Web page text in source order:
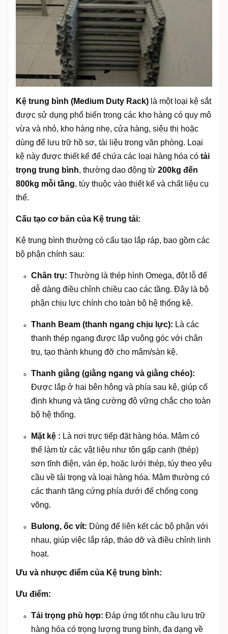
Kệ trung bình (Medium Duty Rack) là một loại kệ sắt
được sử dụng phổ biến trong các kho hàng có quy mô
vừa và nhỏ, kho hàng nhẹ, cửa hàng, siêu thị hoặc
dùng để lưu trữ hồ sơ, tài liệu trong văn phòng. Loại
kệ này được thiết kế để chứa các loại hàng hóa có tải
trọng trung bình, thường dao động từ 200kg đến
800kg mỗi tầng, tùy thuộc vào thiết kế và chất liệu cụ
thể.
Cấu tạo cơ bản của Kệ trung tải:
Kệ trung bình thường có cấu tạo lắp ráp, bao gồm các
bộ phận chính sau:
Chân trụ: Thường là thép hình Omega, đột lỗ để
dễ dàng điều chỉnh chiều cao các tầng. Đây là bộ
phận chịu lực chính cho toàn bộ hệ thống kệ.
Thanh Beam (thanh ngang chịu lực): Là các
thanh thép ngang được lắp vuông góc với chân
trụ, tạo thành khung đỡ cho mâm/sàn kệ.
Thanh giằng (giằng ngang và giằng chéo):
Được lắp ở hai bên hông và phía sau kệ, giúp cố
định khung và tăng cường độ vững chắc cho toàn
bộ hệ thống.
Mặt kệ : Là nơi trực tiếp đặt hàng hóa. Mâm có
thể làm từ các vật liệu như tôn gấp cạnh (thép)
sơn tĩnh điện, ván ép, hoặc lưới thép, tùy theo yêu
cầu về tải trọng và loại hàng hóa. Mâm thường có
các thanh tăng cứng phía dưới để chống cong
võng.
Bulong, ốc vít: Dùng để liên kết các bộ phận với
nhau, giúp việc lắp ráp, tháo dỡ và điều chỉnh linh
hoạt.
Ưu và nhược điểm của Kệ trung bình:
Ưu điểm:
Tải trọng phù hợp: Đáp ứng tốt nhu cầu lưu trữ
hàng hóa có trọng lượng trung bình, đa dạng về